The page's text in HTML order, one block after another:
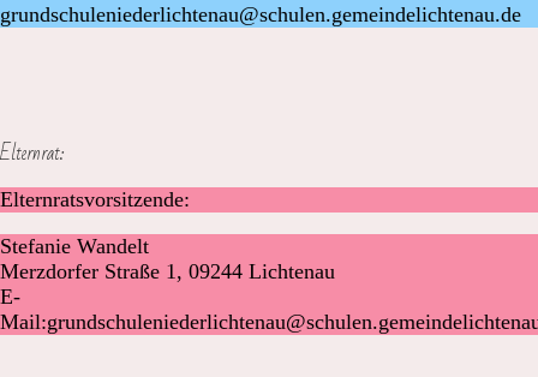
grundschuleniederlichtenau@schulen.gemeindelichtenau.de
Elternrat:
Elternratsvorsitzende:
Stefanie Wandelt
Merzdorfer Straße 1, 09244 Lichtenau
E-